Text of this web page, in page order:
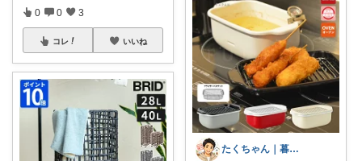
0 0 3
コレ いいね
たくちゃん｜暮らしをラクにする